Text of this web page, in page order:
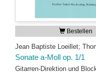
Bestellen
Jean Baptiste Loeillet;
Sonate a-Moll op. 1/1
Gitarren-Direktion und